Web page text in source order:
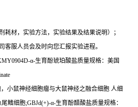
耗材，实验方法，实验结果及结果说明）；
客服人员会及时向您汇报实验进程。
α-生育酚琥珀酸盐质量规格：美国
小鼠神经细胞瘤与大鼠神经之融合细胞 人细
尾鳍细胞;GBJd(+)-α-生育酚醋酸盐质量规格：